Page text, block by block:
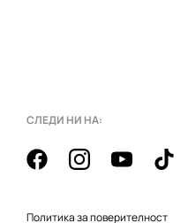
СЛЕДИ НИ НА:
Политика за поверителност